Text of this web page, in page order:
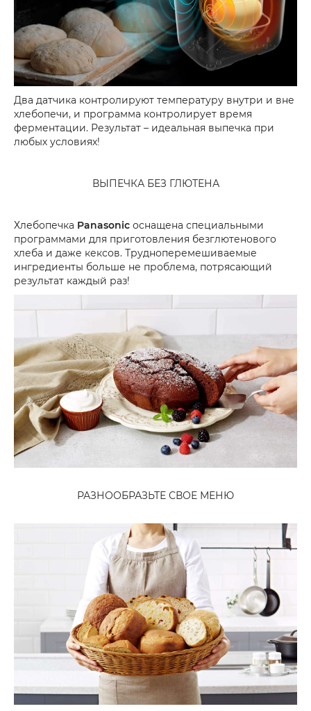
Два датчика контролируют температуру внутри и вне
хлебопечи, и программа контролирует время
ферментации. Результат – идеальная выпечка при
любых условиях!
ВЫПЕЧКА БЕЗ ГЛЮТЕНА
Хлебопечка Panasonic оснащена специальными
программами для приготовления безглютенового
хлеба и даже кексов. Трудноперемешиваемые
ингредиенты больше не проблема, потрясающий
результат каждый раз!
РАЗНООБРАЗЬТЕ СВОЕ МЕНЮ